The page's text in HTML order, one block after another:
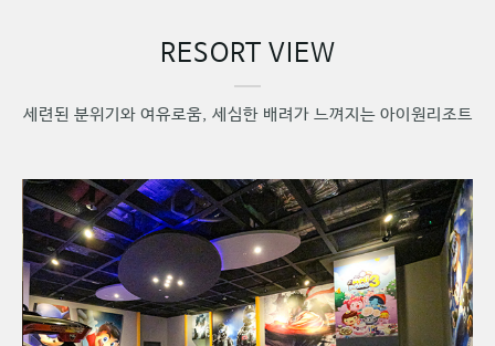
RESORT VIEW
세련된 분위기와 여유로움, 세심한 배려가 느껴지는 아이원리조트